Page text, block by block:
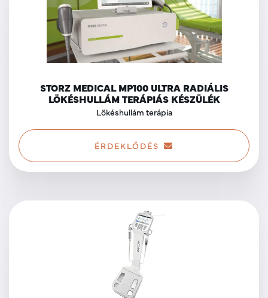
STORZ MEDICAL MP100 ULTRA RADIÁLIS
LÖKÉSHULLÁM TERÁPIÁS KÉSZÜLÉK
Lökéshullám terápia
ÉRDEKLŐDÉS